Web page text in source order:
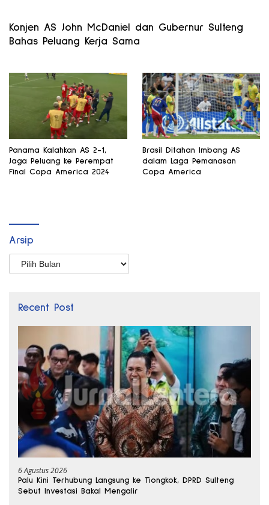
Konjen AS John McDaniel dan Gubernur Sulteng
Bahas Peluang Kerja Sama
Panama Kalahkan AS 2-1,
Jaga Peluang ke Perempat
Final Copa America 2024
Brasil Ditahan Imbang AS
dalam Laga Pemanasan
Copa America
Arsip
Arsip
Recent Post
6 Agustus 2026
Palu Kini Terhubung Langsung ke Tiongkok, DPRD Sulteng
Sebut Investasi Bakal Mengalir